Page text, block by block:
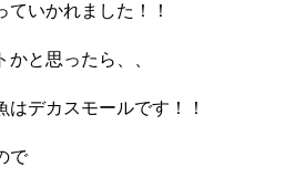
ていかれました！！
と思ったら、、
デカスモールです！！
で